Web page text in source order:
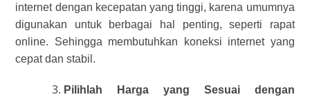
internet dengan kecepatan yang tinggi, karena umumnya
digunakan untuk berbagai hal penting, seperti rapat
online. Sehingga membutuhkan koneksi internet yang
cepat dan stabil.
Pilihlah Harga yang Sesuai dengan